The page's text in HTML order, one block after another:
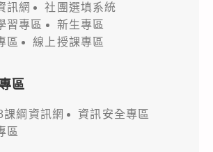
訊網
社團選填系統
習專區
新生專區
區
線上授課專區
區
綱資訊網
資訊安全專區
區